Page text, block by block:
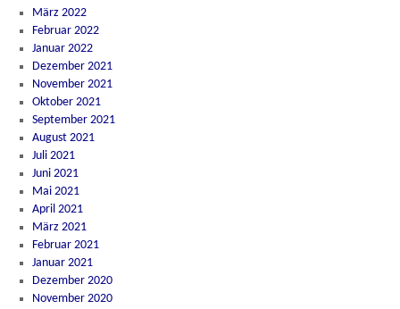
März 2022
Februar 2022
Januar 2022
Dezember 2021
November 2021
Oktober 2021
September 2021
August 2021
Juli 2021
Juni 2021
Mai 2021
April 2021
März 2021
Februar 2021
Januar 2021
Dezember 2020
November 2020